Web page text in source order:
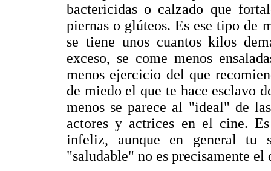
bactericidas o calzado que
piernas o glúteos. Es ese tipo de
se tiene unos cuantos kilos
exceso, se come menos
menos ejercicio del que
de miedo el que te hace esclavo
menos se parece al "ideal" de
actores y actrices en el cine.
infeliz, aunque en general tu
"saludable" no es precisamente el